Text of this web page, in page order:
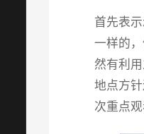
首先表
一样的
然有利
地点方
次重点